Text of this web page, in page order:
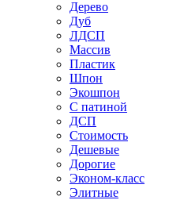
Дерево
Дуб
ЛДСП
Массив
Пластик
Шпон
Экошпон
С патиной
ДСП
Стоимость
Дешевые
Дорогие
Эконом-класс
Элитные